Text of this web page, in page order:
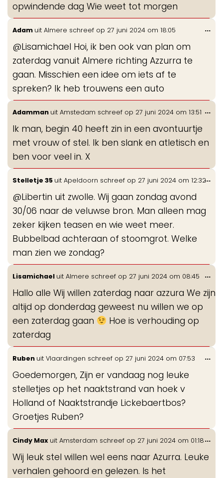
opwindende dag Wie weet tot morgen
Adam uit Almere schreef op 27 juni 2024 om 18:05
@Lisamichael Hoi, ik ben ook van plan om
zaterdag vanuit Almere richting Azzurra te
gaan. Misschien een idee om iets af te
spreken? Ik heb trouwens een auto
...
Adamman uit Amstedam schreef op 27 juni 2024 om 13:51
Ik man, begin 40 heeft zin in een avontuurtje
met vrouw of stel. Ik ben slank en atletisch en
ben voor veel in. X
...
Stelletje 35 uit Apeldoorn schreef op 27 juni 2024 om 12:32
@Libertin uit zwolle. Wij gaan zondag avond
30/06 naar de veluwse bron. Man alleen mag
zeker kijken teasen en wie weet meer.
Bubbelbad achteraan of stoomgrot. Welke
man zien we zondag?
...
Lisamichael uit Almere schreef op 27 juni 2024 om 08:45
Hallo alle Wij willen zaterdag naar azzura We zijn
altijd op donderdag geweest nu willen we op
een zaterdag gaan
Hoe is verhouding op
zaterdag
...
Ruben uit Vlaardingen schreef op 27 juni 2024 om 07:53
Goedemorgen, Zijn er vandaag nog leuke
stelletjes op het naaktstrand van hoek v
Holland of Naaktstrandje Lickebaertbos?
Groetjes Ruben?
...
Cindy Max uit Amsterdam schreef op 27 juni 2024 om 01:18
Wij leuk stel willen wel eens naar Azurra. Leuke
verhalen gehoord en gelezen. Is het
...